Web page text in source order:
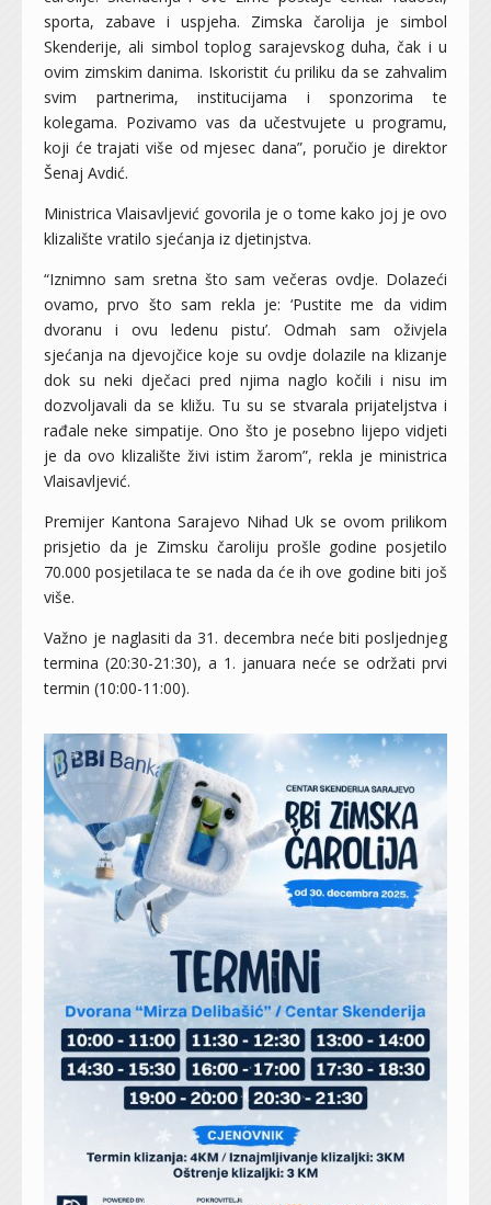
sporta, zabave i uspjeha. Zimska čarolija je simbol
Skenderije, ali simbol toplog sarajevskog duha, čak i u
ovim zimskim danima. Iskoristit ću priliku da se zahvalim
svim partnerima, institucijama i sponzorima te
kolegama. Pozivamo vas da učestvujete u programu,
koji će trajati više od mjesec dana”, poručio je direktor
Šenaj Avdić.
Ministrica Vlaisavljević govorila je o tome kako joj je ovo
klizalište vratilo sjećanja iz djetinjstva.
“Iznimno sam sretna što sam večeras ovdje. Dolazeći
ovamo, prvo što sam rekla je: ‘Pustite me da vidim
dvoranu i ovu ledenu pistu’. Odmah sam oživjela
sjećanja na djevojčice koje su ovdje dolazile na klizanje
dok su neki dječaci pred njima naglo kočili i nisu im
dozvoljavali da se kližu. Tu su se stvarala prijateljstva i
rađale neke simpatije. Ono što je posebno lijepo vidjeti
je da ovo klizalište živi istim žarom”, rekla je ministrica
Vlaisavljević.
Premijer Kantona Sarajevo Nihad Uk se ovom prilikom
prisjetio da je Zimsku čaroliju prošle godine posjetilo
70.000 posjetilaca te se nada da će ih ove godine biti još
više.
Važno je naglasiti da 31. decembra neće biti posljednjeg
termina (20:30-21:30), a 1. januara neće se održati prvi
termin (10:00-11:00).